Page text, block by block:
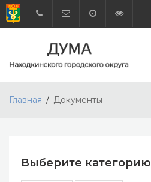
Главная Документы
Выберите категорию